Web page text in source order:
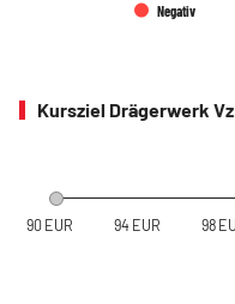
Negativ
Kursziel Drägerwerk
90 EUR 94 EUR 98